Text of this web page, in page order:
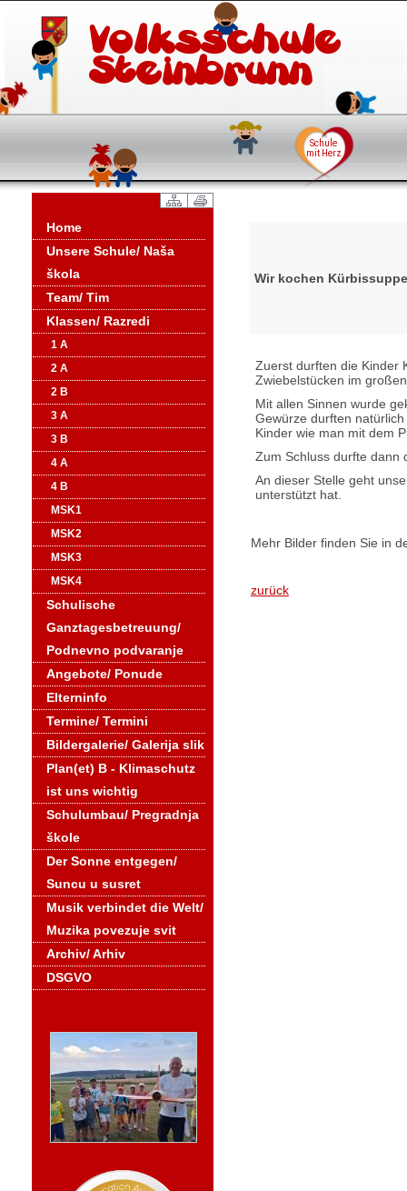
Home
Unsere Schule/ Naša
škola
Team/ Tim
Klassen/ Razredi
1 A
2 A
2 B
3 A
3 B
4 A
4 B
MSK1
MSK2
MSK3
MSK4
Schulische
Ganztagesbetreuung/
Podnevno podvaranje
Angebote/ Ponude
Elterninfo
Termine/ Termini
Bildergalerie/ Galerija slik
Plan(et) B - Klimaschutz
ist uns wichtig
Schulumbau/ Pregradnja
škole
Der Sonne entgegen/
Suncu u susret
Musik verbindet die Welt/
Muzika povezuje svit
Archiv/ Arhiv
DSGVO
Wir kochen Kürbissuppe
Zuerst durften die Kinder
Zwiebelstücken im
Mit allen Sinnen wurde
Gewürze durften
Kinder wie man mit dem
Zum Schluss durfte dann
An dieser Stelle geht
unterstützt hat.
Mehr Bilder finden Sie in
zurück